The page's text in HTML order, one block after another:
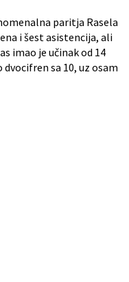
paritja Rasela
i šest asistencija, ali
imao je učinak od 14
sa 10, uz osam